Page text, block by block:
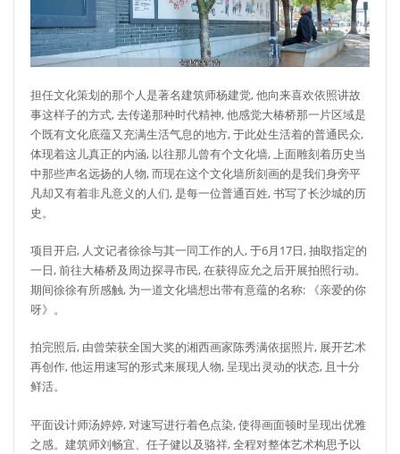
担任文化策划的那个人是著名建筑师杨建觉, 他向来喜欢依照讲故
事这样子的方式, 去传递那种时代精神, 他感觉大椿桥那一片区域是
个既有文化底蕴又充满生活气息的地方, 于此处生活着的普通民众,
体现着这儿真正的内涵, 以往那儿曾有个文化墙, 上面雕刻着历史当
中那些声名远扬的人物, 而现在这个文化墙所刻画的是我们身旁平
凡却又有着非凡意义的人们, 是每一位普通百姓, 书写了长沙城的历
史。
项目开启, 人文记者徐徐与其一同工作的人, 于6月17日, 抽取指定的
一日, 前往大椿桥及周边探寻市民, 在获得应允之后开展拍照行动。
期间徐徐有所感触, 为一道文化墙想出带有意蕴的名称: 《亲爱的你
呀》。
拍完照后, 由曾荣获全国大奖的湘西画家陈秀满依据照片, 展开艺术
再创作, 他运用速写的形式来展现人物, 呈现出灵动的状态, 且十分
鲜活。
平面设计师汤婷婷, 对速写进行着色点染, 使得画面顿时呈现出优雅
之感。建筑师刘畅宜、任子健以及骆祥, 全程对整体艺术构思予以